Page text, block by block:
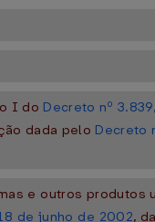
I do Decreto nº
dada pelo Decreto
e outros
de junho de 2002,